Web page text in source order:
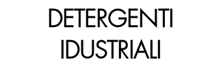
DETERGENTI
IDUSTRIALI